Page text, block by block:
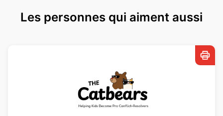
Les personnes qui aiment aussi